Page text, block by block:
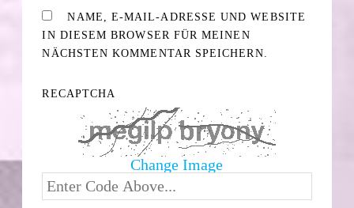
NAME, E-MAIL-ADRESSE UND WEBSITE
IN DIESEM BROWSER FÜR MEINEN
NÄCHSTEN KOMMENTAR SPEICHERN.
RECAPTCHA
Change Image